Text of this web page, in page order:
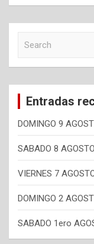
c
Entradas
DOMINGO 9
SABADO 8
VIERNES 7
DOMINGO 2
SABADO 1ero